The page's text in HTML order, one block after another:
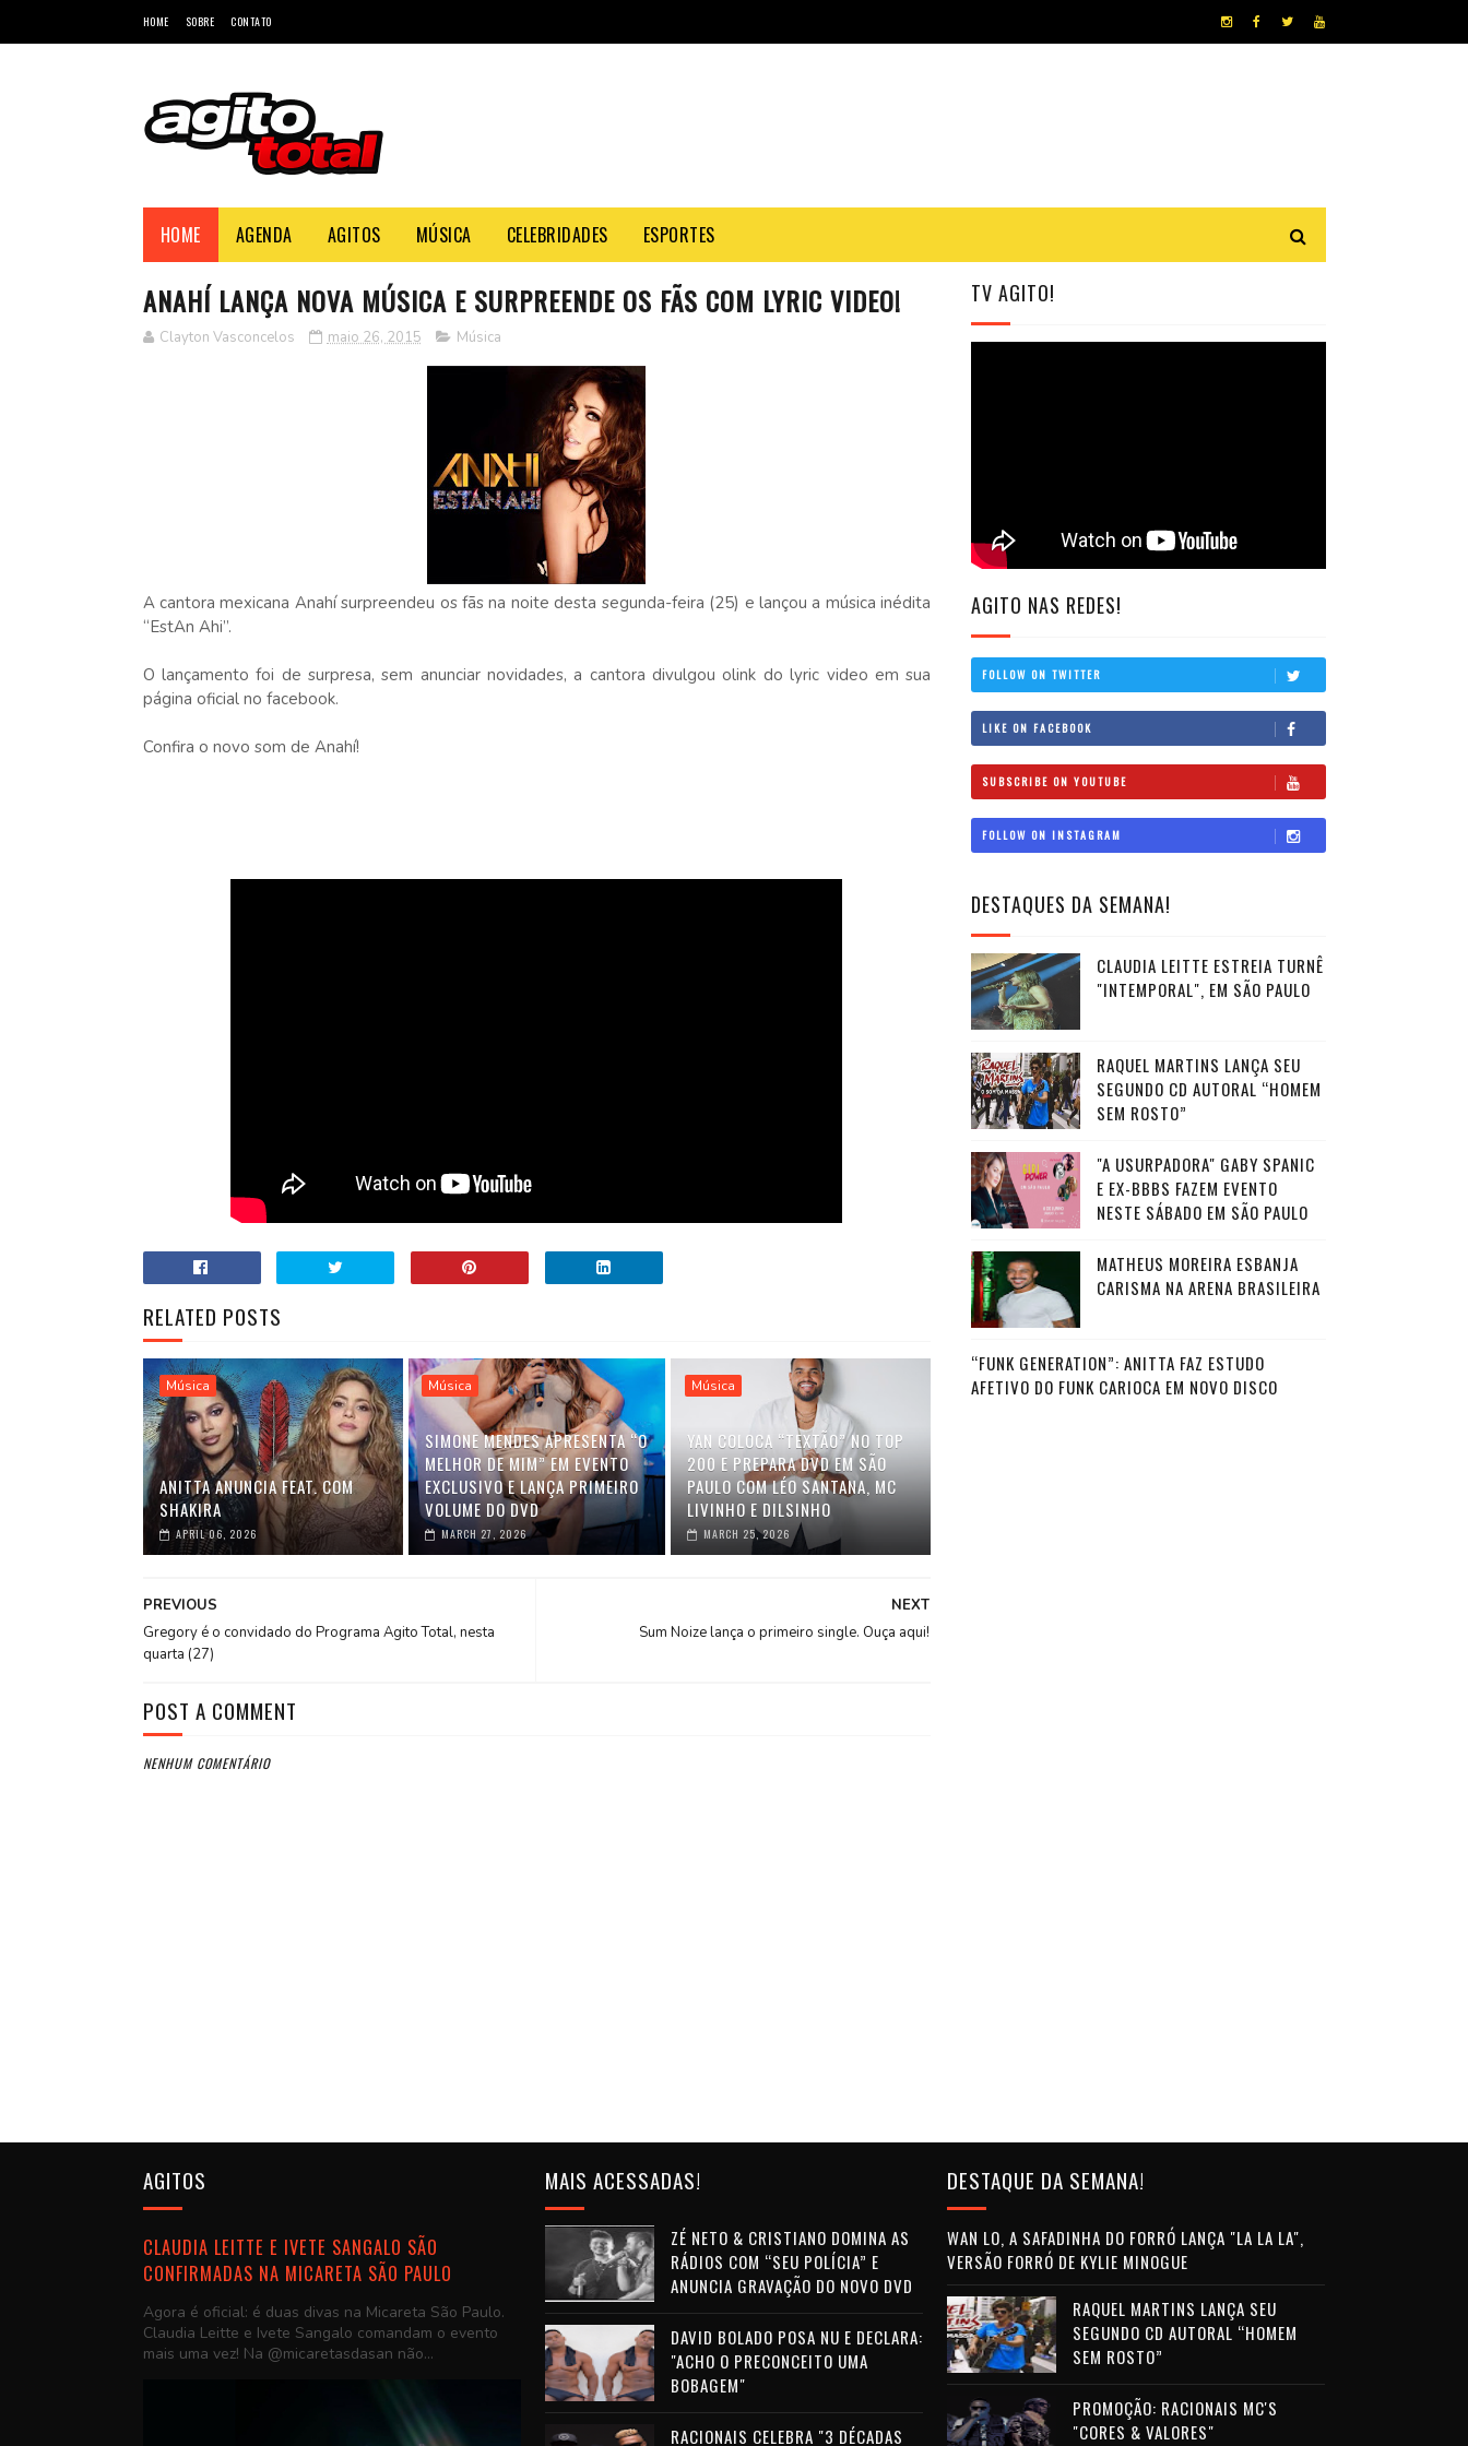
HOME SOBRE CONTATO
HOME AGENDA AGITOS MÚSICA CELEBRIDADES ESPORTES
ANAHÍ LANÇA NOVA MÚSICA E SURPREENDE OS FÃS COM LYRIC VIDEO!
Clayton Vasconcelos maio 26, 2015 Música
A cantora mexicana Anahí surpreendeu os fãs na noite desta segunda-feira (25) e lançou a música inédita
“EstAn Ahi”.
O lançamento foi de surpresa, sem anunciar novidades, a cantora divulgou olink do lyric video em sua
página oficial no facebook.
Confira o novo som de Anahí!
RELATED POSTS
Música
ANITTA ANUNCIA FEAT. COM
SHAKIRA
APRIL 06, 2026
Música
SIMONE MENDES APRESENTA “O
MELHOR DE MIM” EM EVENTO
EXCLUSIVO E LANÇA PRIMEIRO
VOLUME DO DVD
MARCH 27, 2026
Música
YAN COLOCA “TEXTÃO” NO TOP
200 E PREPARA DVD EM SÃO
PAULO COM LÉO SANTANA, MC
LIVINHO E DILSINHO
MARCH 25, 2026
NEXT
Sum Noize lança o primeiro single. Ouça aqui!
PREVIOUS
Gregory é o convidado do Programa Agito Total, nesta
quarta (27)
POST A COMMENT
NENHUM COMENTÁRIO
TV AGITO!
AGITO NAS REDES!
FOLLOW ON TWITTER
LIKE ON FACEBOOK
SUBSCRIBE ON YOUTUBE
FOLLOW ON INSTAGRAM
DESTAQUES DA SEMANA!
CLAUDIA LEITTE ESTREIA TURNÊ
"INTEMPORAL", EM SÃO PAULO
RAQUEL MARTINS LANÇA SEU
SEGUNDO CD AUTORAL “HOMEM
SEM ROSTO”
"A USURPADORA" GABY SPANIC
E EX-BBBS FAZEM EVENTO
NESTE SÁBADO EM SÃO PAULO
MATHEUS MOREIRA ESBANJA
CARISMA NA ARENA BRASILEIRA
“FUNK GENERATION”: ANITTA FAZ ESTUDO
AFETIVO DO FUNK CARIOCA EM NOVO DISCO
AGITOS
CLAUDIA LEITTE E IVETE SANGALO SÃO
CONFIRMADAS NA MICARETA SÃO PAULO
Agora é oficial: é duas divas na Micareta São Paulo.
Claudia Leitte e Ivete Sangalo comandam o evento
mais uma vez! Na @micaretasdasan não...
MAIS ACESSADAS!
ZÉ NETO & CRISTIANO DOMINA AS
RÁDIOS COM “SEU POLÍCIA” E
ANUNCIA GRAVAÇÃO DO NOVO DVD
DAVID BOLADO POSA NU E DECLARA:
"ACHO O PRECONCEITO UMA
BOBAGEM"
RACIONAIS CELEBRA "3 DÉCADAS
DESTAQUE DA SEMANA!
WAN LO, A SAFADINHA DO FORRÓ LANÇA "LA LA LA",
VERSÃO FORRÓ DE KYLIE MINOGUE
RAQUEL MARTINS LANÇA SEU
SEGUNDO CD AUTORAL “HOMEM
SEM ROSTO”
PROMOÇÃO: RACIONAIS MC'S
"CORES & VALORES"